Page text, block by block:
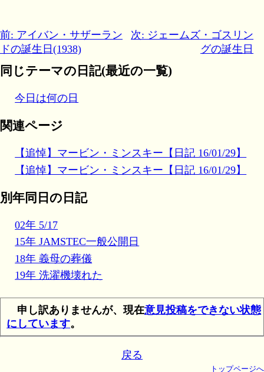
前: アイバン・サザーラン
ドの誕生日(1938)
次: ジェームズ・ゴスリン
グの誕生日
同じテーマの日記(最近の一覧)
今日は何の日
関連ページ
【追悼】マービン・ミンスキー【日記 16/01/29】
【追悼】マービン・ミンスキー【日記 16/01/29】
別年同日の日記
02年 5/17
15年 JAMSTEC一般公開日
18年 義母の葬儀
19年 洗濯機壊れた
申し訳ありませんが、現在意見投稿をできない状態
にしています。
戻る
トップページへ